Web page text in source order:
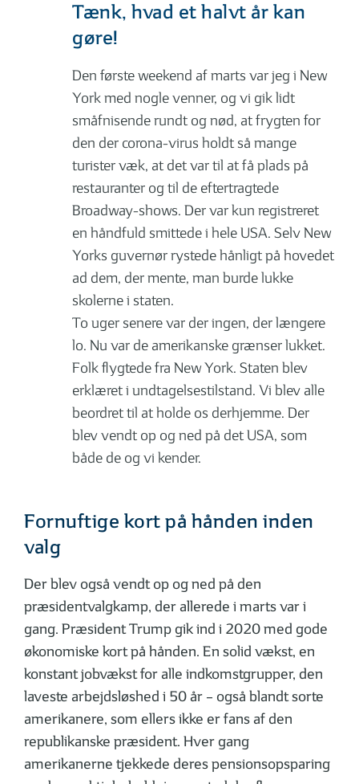
Tænk, hvad et halvt år kan
gøre!
Den første weekend af marts var jeg i New
York med nogle venner, og vi gik lidt
småfnisende rundt og nød, at frygten for
den der corona-virus holdt så mange
turister væk, at det var til at få plads på
restauranter og til de eftertragtede
Broadway-shows. Der var kun registreret
en håndfuld smittede i hele USA. Selv New
Yorks guvernør rystede hånligt på hovedet
ad dem, der mente, man burde lukke
skolerne i staten.
To uger senere var der ingen, der længere
lo. Nu var de amerikanske grænser lukket.
Folk flygtede fra New York. Staten blev
erklæret i undtagelsestilstand. Vi blev alle
beordret til at holde os derhjemme. Der
blev vendt op og ned på det USA, som
både de og vi kender.
Fornuftige kort på hånden inden
valg
Der blev også vendt op og ned på den
præsidentvalgkamp, der allerede i marts var i
gang. Præsident Trump gik ind i 2020 med gode
økonomiske kort på hånden. En solid vækst, en
konstant jobvækst for alle indkomstgrupper, den
laveste arbejdsløshed i 50 år – også blandt sorte
amerikanere, som ellers ikke er fans af den
republikanske præsident. Hver gang
amerikanerne tjekkede deres pensionsopsparing